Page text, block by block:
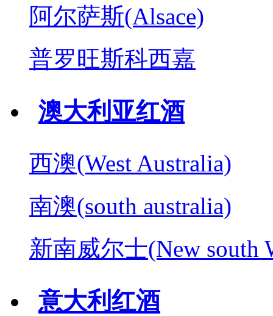
阿尔萨斯(Alsace)
普罗旺斯科西嘉
澳大利亚红酒
西澳(West Australia)
南澳(south australia)
新南威尔士(New south
意大利红酒